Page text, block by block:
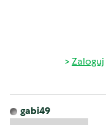
Zaloguj
gabi49